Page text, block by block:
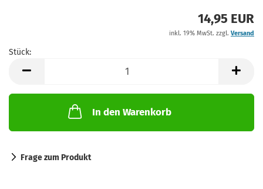
14,95 EUR
inkl. 19% MwSt. zzgl. Versand
Stück:
In den Warenkorb
Frage zum Produkt